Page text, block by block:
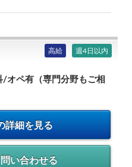
高給 週4日以内
/オペ有（専門分野もご相
詳細を見る
い合わせる